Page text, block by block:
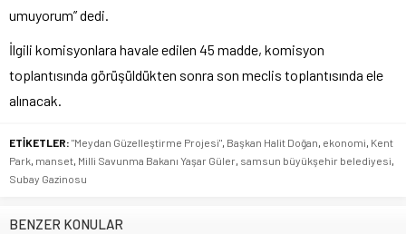
umuyorum” dedi.
İlgili komisyonlara havale edilen 45 madde, komisyon
toplantısında görüşüldükten sonra son meclis toplantısında ele
alınacak.
ETİKETLER: "Meydan Güzelleştirme Projesi", Başkan Halit Doğan, ekonomi, Kent
Park, manset, Milli Savunma Bakanı Yaşar Güler, samsun büyükşehir belediyesi,
Subay Gazinosu
BENZER KONULAR